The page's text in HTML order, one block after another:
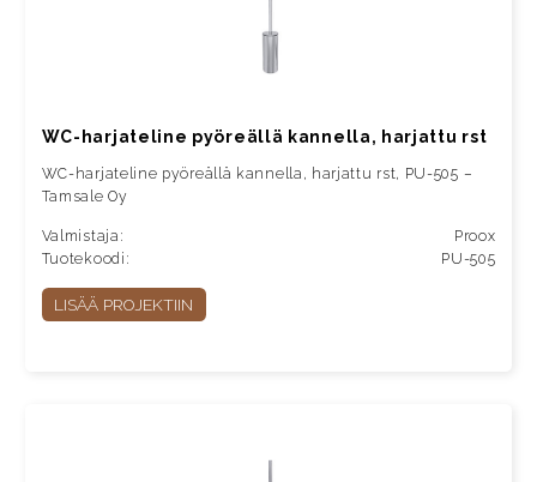
WC-harjateline pyöreällä kannella, harjattu rst
WC-harjateline pyöreällä kannella, harjattu rst, PU-505 –
Tamsale Oy
Valmistaja:
Proox
Tuotekoodi:
PU-505
LISÄÄ PROJEKTIIN